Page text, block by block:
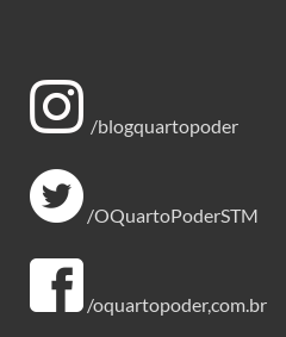
/blogquartopoder
/OQuartoPoderSTM
/oquartopoder,com.br